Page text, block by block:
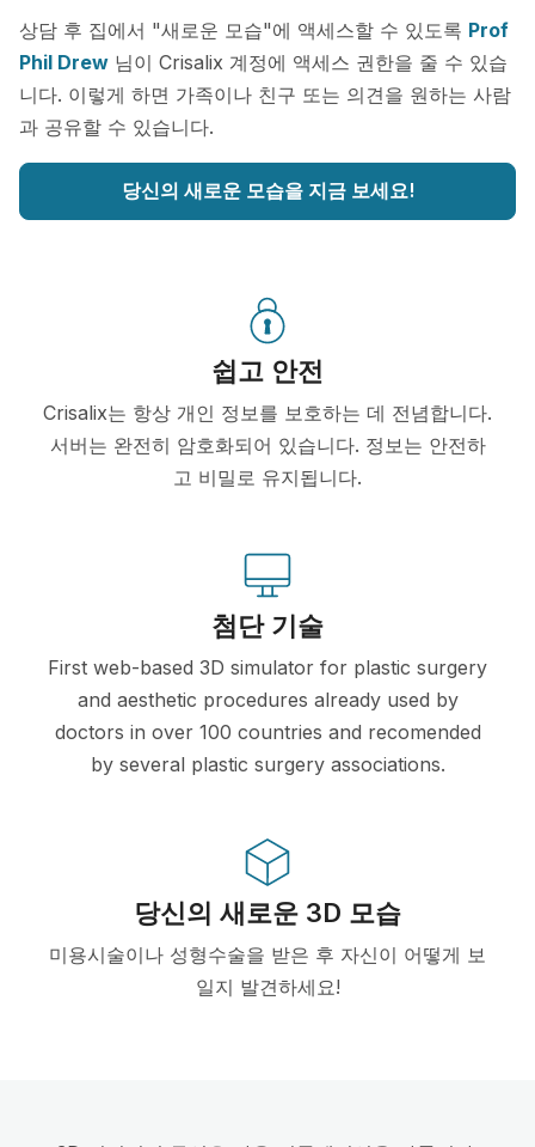
상담 후 집에서 "새로운 모습"에 액세스할 수 있도록 Prof
Phil Drew 님이 Crisalix 계정에 액세스 권한을 줄 수 있습
니다. 이렇게 하면 가족이나 친구 또는 의견을 원하는 사람
과 공유할 수 있습니다.
당신의 새로운 모습을 지금 보세요!
쉽고 안전
Crisalix는 항상 개인 정보를 보호하는 데 전념합니다.
서버는 완전히 암호화되어 있습니다. 정보는 안전하
고 비밀로 유지됩니다.
첨단 기술
First web-based 3D simulator for plastic surgery
and aesthetic procedures already used by
doctors in over 100 countries and recomended
by several plastic surgery associations.
당신의 새로운 3D 모습
미용시술이나 성형수술을 받은 후 자신이 어떻게 보
일지 발견하세요!